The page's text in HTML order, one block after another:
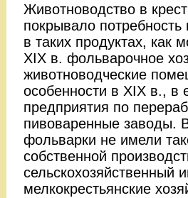
Животноводство в
покрывало
в таких продуктах, как
XIX в. фольварочное
животноводческие
особенности в XIX в., в
предприятия по
пивоваренные заводы.
фольварки не имели
собственной
сельскохозяйственный
мелкокрестьянские